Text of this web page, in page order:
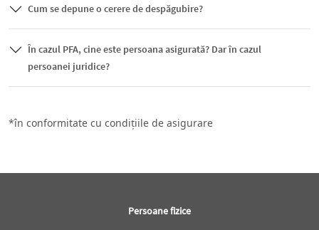
Cum se depune o cerere de despăgubire?
În cazul PFA, cine este persoana asigurată? Dar în cazul
persoanei juridice?
*în conformitate cu condițiile de asigurare
Persoane fizice